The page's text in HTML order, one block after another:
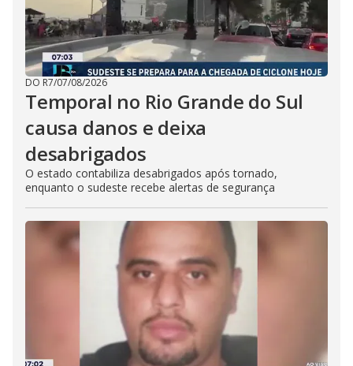
DO R7/07/08/2026
Temporal no Rio Grande do Sul
causa danos e deixa
desabrigados
O estado contabiliza desabrigados após tornado,
enquanto o sudeste recebe alertas de segurança